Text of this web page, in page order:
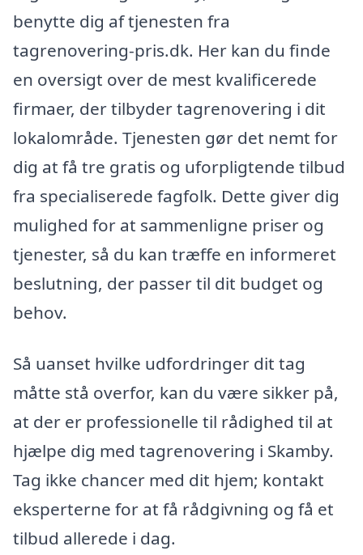
benytte dig af tjenesten fra
tagrenovering-pris.dk. Her kan du finde
en oversigt over de mest kvalificerede
firmaer, der tilbyder tagrenovering i dit
lokalområde. Tjenesten gør det nemt for
dig at få tre gratis og uforpligtende tilbud
fra specialiserede fagfolk. Dette giver dig
mulighed for at sammenligne priser og
tjenester, så du kan træffe en informeret
beslutning, der passer til dit budget og
behov.
Så uanset hvilke udfordringer dit tag
måtte stå overfor, kan du være sikker på,
at der er professionelle til rådighed til at
hjælpe dig med tagrenovering i Skamby.
Tag ikke chancer med dit hjem; kontakt
eksperterne for at få rådgivning og få et
tilbud allerede i dag.